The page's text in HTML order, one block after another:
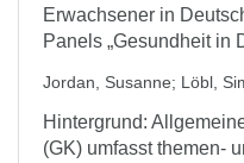
Erwachsener in
Panels „Gesundheit in
Jordan, Susanne; Löbl,
Hintergrund:
(GK) umfasst themen-